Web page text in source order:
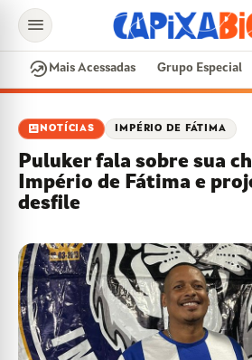
search
EM ALTA
DISPUTA DE SAMBA
menu
whatshot Mais Acessadas Grupo Especial
newsmode NOTÍCIAS IMPÉRIO DE FÁTIMA
Puluker fala sobre sua
Império de Fátima e
desfile